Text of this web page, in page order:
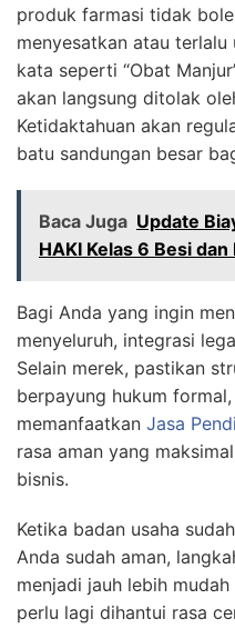
produk farmasi tidak
menyesatkan atau
kata seperti “Obat
akan langsung ditolak
Ketidaktahuan akan
batu sandungan besar
Baca Juga Update
HAKI Kelas 6 Besi
Bagi Anda yang ingin
menyeluruh, integrasi
Selain merek, pastikan
berpayung hukum
memanfaatkan Jasa
rasa aman yang
bisnis.
Ketika badan usaha
Anda sudah aman,
menjadi jauh lebih
perlu lagi dihantui rasa